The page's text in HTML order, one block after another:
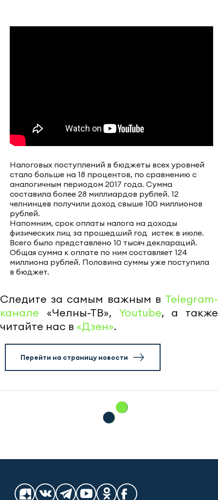
Налоговых поступлений в бюджеты всех уровней
стало больше на 18 процентов, по сравнению с
аналогичным периодом 2017 года. Сумма
составила более 28 миллиардов рублей. 12
челнинцев получили доход свыше 100 миллионов
рублей.
Напомним, срок оплаты налога на доходы
физических лиц за прошедший год истек в июле.
Всего было представлено 10 тысяч деклараций.
Общая сумма к оплате по ним составляет 124
миллиона рублей. Половина суммы уже поступила
в бюджет.
Следите за самым важным в Telegram-
канале «Челны-ТВ», Youtube, а также
читайте нас в «Дзен».
Перейти на страницу новости